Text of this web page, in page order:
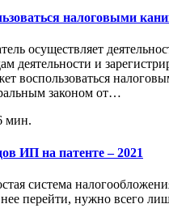
налоговыми
осуществляет
деятельности и
воспользоваться
законом от…
мин.
ИП на патенте – 2021
система
перейти, нужно всего